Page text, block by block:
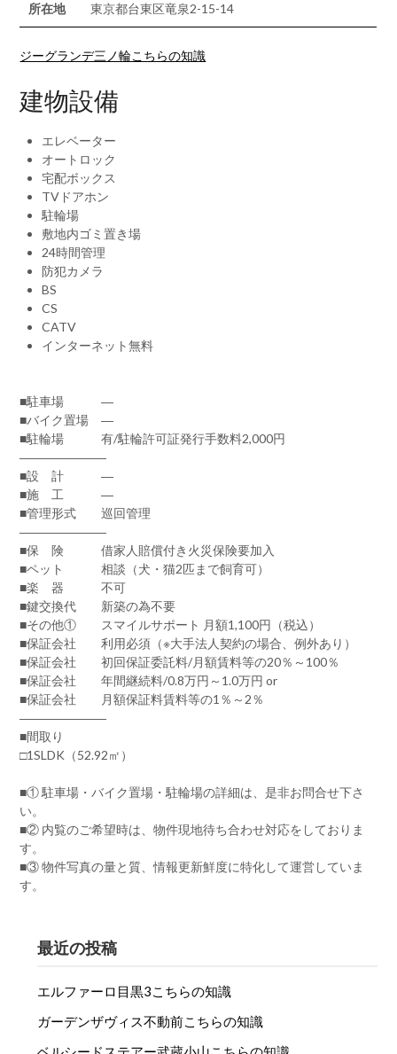
所在地 東京都台東区竜泉2-15-14
ジーグランデ三ノ輪こちらの知識
建物設備
エレベーター
オートロック
宅配ボックス
TVドアホン
駐輪場
敷地内ゴミ置き場
24時間管理
防犯カメラ
BS
CS
CATV
インターネット無料
■駐車場 ―
■バイク置場 ―
■駐輪場 有/駐輪許可証発行手数料2,000円
―――――――
■設 計 ―
■施 工 ―
■管理形式 巡回管理
―――――――
■保 険 借家人賠償付き火災保険要加入
■ペット 相談（犬・猫2匹まで飼育可）
■楽 器 不可
■鍵交換代 新築の為不要
■その他① スマイルサポート 月額1,100円（税込）
■保証会社 利用必須（※大手法人契約の場合、例外あり）
■保証会社 初回保証委託料/月額賃料等の20％～100％
■保証会社 年間継続料/0.8万円～1.0万円 or
■保証会社 月額保証料賃料等の1％～2％
―――――――
■間取り
□1SLDK（52.92㎡）
■① 駐車場・バイク置場・駐輪場の詳細は、是非お問合せ下さ
い。
■② 内覧のご希望時は、物件現地待ち合わせ対応をしておりま
す。
■③ 物件写真の量と質、情報更新鮮度に特化して運営していま
す。
最近の投稿
エルファーロ目黒3こちらの知識
ガーデンザヴィス不動前こちらの知識